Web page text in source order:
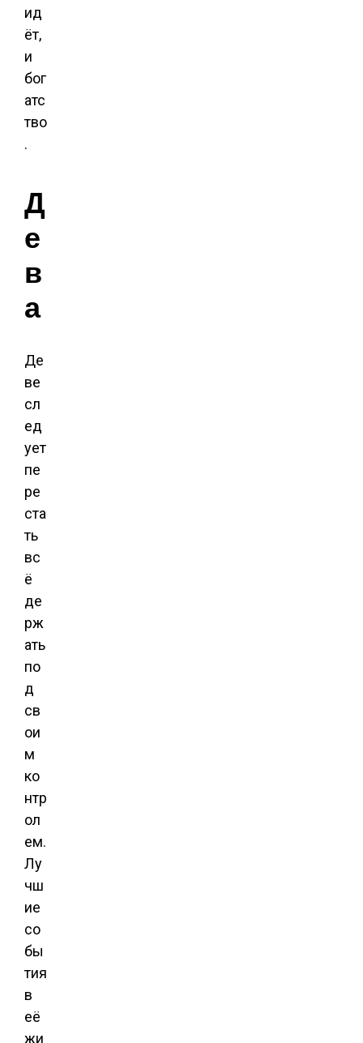
ид
ёт,
и
бог
атс
тво
.
Д
е
в
а
Де
ве
сл
ед
ует
пе
ре
ста
ть
вс
ё
де
рж
ать
по
д
св
ои
м
ко
нтр
ол
ем.
Лу
чш
ие
со
бы
тия
в
её
жи